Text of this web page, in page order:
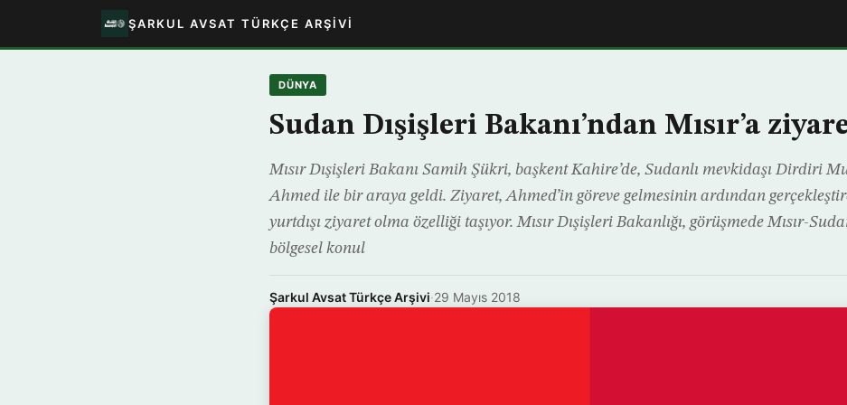
ŞARKUL AVSAT TÜRKÇE ARŞIVI
DÜNYA
Sudan Dışişleri Bakanı’ndan Mısır’a
Mısır Dışişleri Bakanı Samih Şükri, başkent Kahire’de, Sudanlı mevkidaşı Dirdiri
Ahmed ile bir araya geldi. Ziyaret, Ahmed’in göreve gelmesinin ardından
yurtdışı ziyaret olma özelliği taşıyor. Mısır Dışişleri Bakanlığı, görüşmede Mısır-
bölgesel konul
Şarkul Avsat Türkçe Arşivi·29 Mayıs 2018